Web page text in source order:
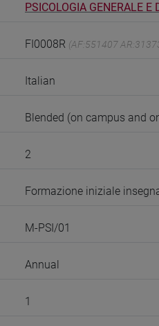
PSICOLOGIA GENERALE E
FI0008R (AF:551407
Italian
Blended (on campus and
2
Formazione iniziale
M-PSI/01
Annual
1